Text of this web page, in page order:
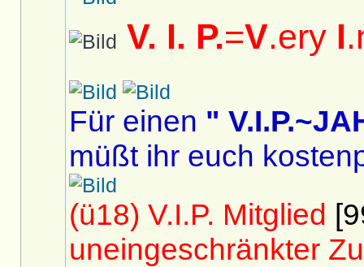
V. I. P.=V.ery I
Für einen "
müßt ihr euch
(ü18) V.I.P. Mitglied
uneingeschränkter